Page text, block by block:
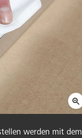
werden mit dem